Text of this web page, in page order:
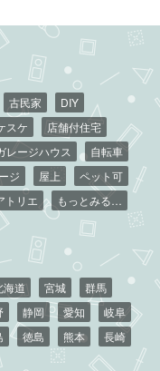
古民家
DIY
スケ
店舗付住宅
レージハウス
自転車
ジ 屋上
ペット可
トリエ もっとみる…
海道 宮城
群馬
静岡 愛知
岐阜
徳島 熊本
長崎